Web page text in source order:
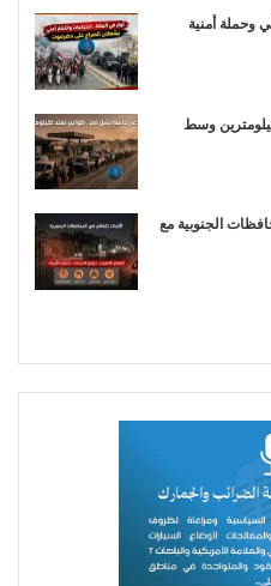
وحملة أمنية
وسط
الجنوبية مع